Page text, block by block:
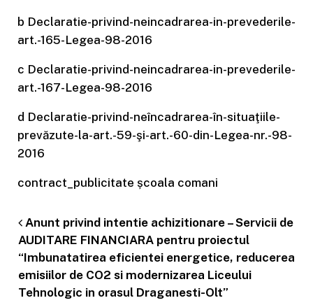
b Declaratie-privind-neincadrarea-in-prevederile-
art.-165-Legea-98-2016
c Declaratie-privind-neincadrarea-in-prevederile-
art.-167-Legea-98-2016
d Declaratie-privind-neîncadrarea-în-situaţiile-
prevăzute-la-art.-59-şi-art.-60-din-Legea-nr.-98-
2016
contract_publicitate școala comani
Post navigation
Anunt privind intentie achizitionare – Servicii de
AUDITARE FINANCIARA pentru proiectul
“Imbunatatirea eficientei energetice, reducerea
emisiilor de CO2 si modernizarea Liceului
Tehnologic in orasul Draganesti-Olt”